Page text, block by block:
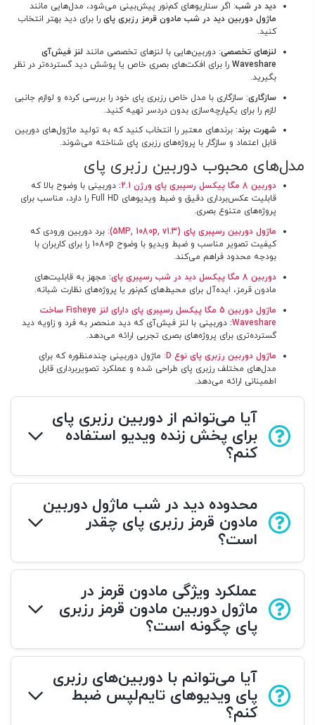
دید در شب: اگر سناریوهای کم‌نور پیش‌بینی می‌شود، مدل‌هایی مانند
ماژول دوربین دید در شب مادون قرمز رزبری پای را برای دید بهتر انتخاب
کنید.
لنزهای تخصصی: دوربین‌هایی با لنزهای تخصصی مانند لنز فیش‌آی
Waveshare را برای افکت‌های بصری خاص یا پوشش دید گسترده‌تر در نظر
بگیرید.
سازگاری: سازگاری با مدل خاص رزبری پای خود را بررسی کرده و لوازم جانبی
لازم را برای یکپارچه‌سازی بدون دردسر تهیه کنید.
شهرت برند: برندهای معتبر را انتخاب کنید که به تولید ماژول‌های دوربین
قابل اعتماد و سازگار با پروژه‌های رزبری پای شناخته می‌شوند.
مدل‌های محبوب دوربین رزبری پای
دوربین 8 مگا پیکسل رسپبری پای ورژن 2.1 : دوربینی با وضوح بالا که
قابلیت عکس‌برداری دقیق و ضبط ویدیوهای Full HD را دارد، مناسب برای
پروژه‌های متنوع بصری.
ماژول دوربین رسپبری پای (5MP, 1080p, v1.3
): برد دوربین ورودی که
کیفیت تصویر مناسب و ضبط ویدیو با وضوح 1080p را برای کاربران با
بودجه محدود فراهم می‌کند.
دوربین 8 مگا پیکسل دید در شب رسپبری پای
: مجهز به قابلیت‌های
مادون قرمز، ایده‌آل برای محیط‌های کم‌نور یا پروژه‌های نظارت شبانه.
ماژول دوربین 5 مگا پیکسل رسپبری پای دارای لنز
Fisheye ساخت
Waveshare
: دوربینی با لنز فیش‌آی که دید منحصر به فرد و زاویه دید
گسترده‌تری برای پروژه‌های بصری تجربی ارائه می‌دهد.
ماژول دوربین رزبری پای نوع
: ماژول دوربینی چندمنظوره که برای
مدل‌های مختلف رزبری پای طراحی شده و عملکرد تصویربرداری قابل
اطمینانی ارائه می‌دهد.
آیا می‌توانم از دوربین رزبری پای
برای پخش زنده ویدیو استفاده
کنم؟
محدوده دید در شب ماژول دوربین
مادون قرمز رزبری پای چقدر
است؟
عملکرد ویژگی مادون قرمز در
ماژول دوربین مادون قرمز رزبری
پای چگونه است؟
آیا می‌توانم با دوربین‌های رزبری
پای ویدیوهای تایم‌لپس ضبط
کنم؟